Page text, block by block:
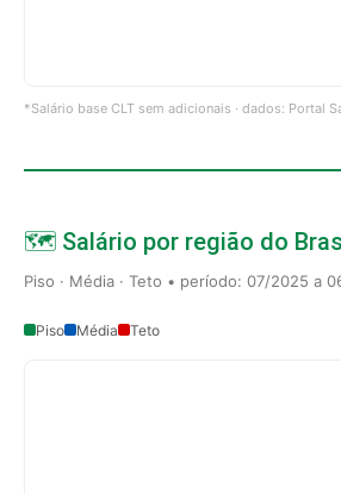
*Salário base CLT sem adicionais · dados: Portal
🗺️ Salário por região do
Piso · Média · Teto • período: 07/2025 a
Piso Média Teto